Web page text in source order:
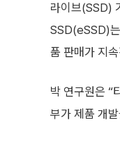
라이브(SSD)
SSD(eSSD)
품 판매가 지
박 연구원은 “
부가 제품 개